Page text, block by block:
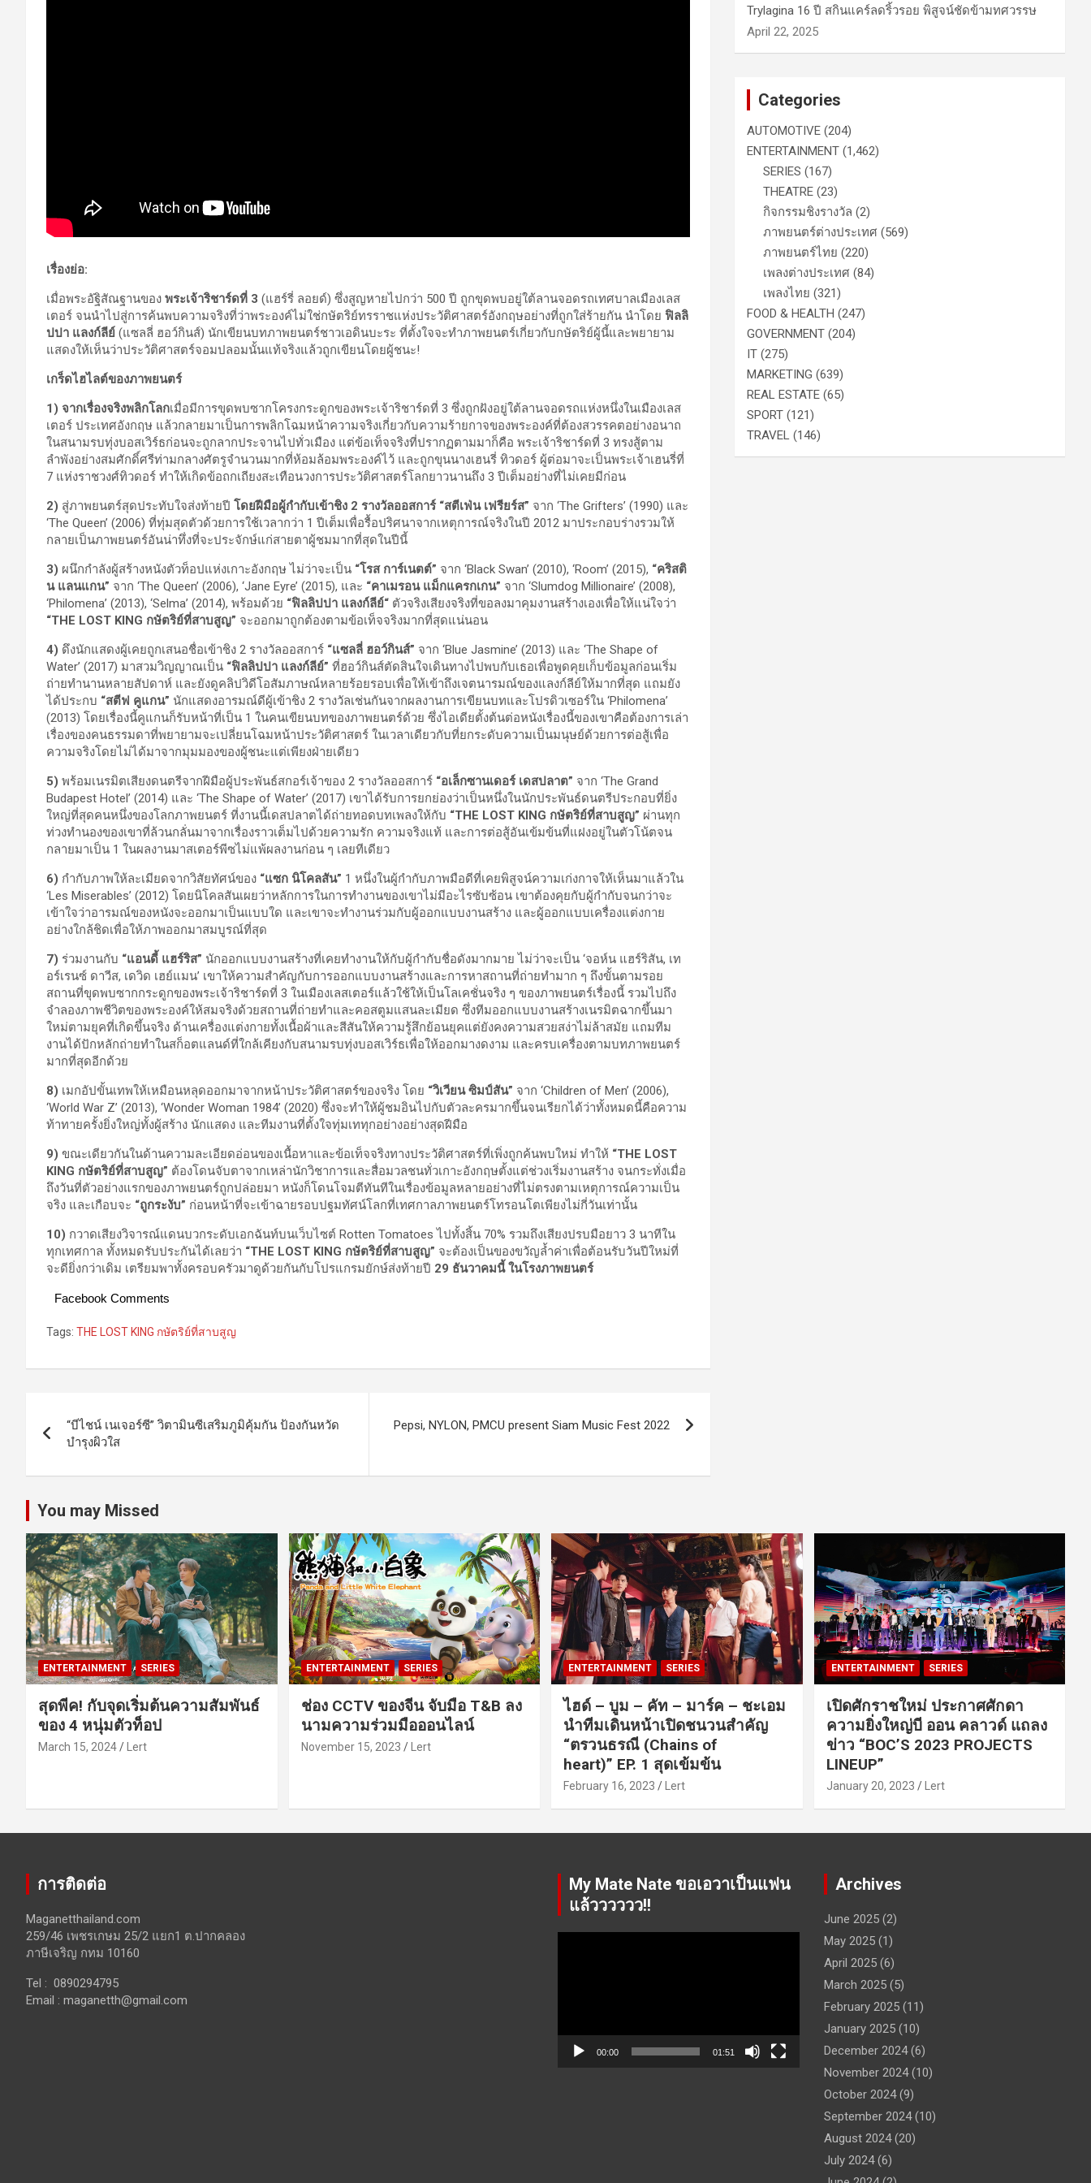
เรื่องย่อ:
เมื่อพระอัฐิสัณฐานของ พระเจ้าริชาร์ดที่ 3 (แฮร์รี่ ลอยด์) ซึ่งสูญหายไปกว่า 500 ปี ถูกขุดพบอยู่ใต้ลานจอดรถเทศบาลเมืองเลส
เตอร์ จนนำไปสู่การค้นพบความจริงที่ว่าพระองค์ไม่ใช่กษัตริย์ทรราชแห่งประวัติศาสตร์อังกฤษอย่างที่ถูกใส่ร้ายกัน นำโดย ฟิลลิ
ปปา แลงก์ลีย์ (แซลลี่ ฮอว์กินส์) นักเขียนบทภาพยนตร์ชาวเอดินบะระ ที่ตั้งใจจะทำภาพยนตร์เกี่ยวกับกษัตริย์ผู้นี้และพยายาม
แสดงให้เห็นว่าประวัติศาสตร์จอมปลอมนั้นแท้จริงแล้วถูกเขียนโดยผู้ชนะ!
เกร็ดไฮไลต์ของภาพยนตร์
1) จากเรื่องจริงพลิกโลกเมื่อมีการขุดพบซากโครงกระดูกของพระเจ้าริชาร์ดที่ 3 ซึ่งถูกฝังอยู่ใต้ลานจอดรถแห่งหนึ่งในเมืองเลส
เตอร์ ประเทศอังกฤษ แล้วกลายมาเป็นการพลิกโฉมหน้าความจริงเกี่ยวกับความร้ายกาจของพระองค์ที่ต้องสวรรคตอย่างอนาถ
ในสนามรบทุ่งบอสเวิร์ธก่อนจะถูกลากประจานไปทั่วเมือง แต่ข้อเท็จจริงที่ปรากฏตามมาก็คือ พระเจ้าริชาร์ดที่ 3 ทรงสู้ตาม
ลำพังอย่างสมศักดิ์ศรีท่ามกลางศัตรูจำนวนมากที่ห้อมล้อมพระองค์ไว้ และถูกขุนนางเฮนรี่ ทิวดอร์ ผู้ต่อมาจะเป็นพระเจ้าเฮนรี่ที่
7 แห่งราชวงศ์ทิวดอร์ ทำให้เกิดข้อถกเถียงสะเทือนวงการประวัติศาสตร์โลกยาวนานถึง 3 ปีเต็มอย่างที่ไม่เคยมีก่อน
2) สู่ภาพยนตร์สุดประทับใจส่งท้ายปี โดยฝีมือผู้กำกับเข้าชิง 2 รางวัลออสการ์ “สตีเฟ่น เฟรียร์ส” จาก ‘The Grifters’ (1990) และ
‘The Queen’ (2006) ที่ทุ่มสุดตัวด้วยการใช้เวลากว่า 1 ปีเต็มเพื่อรื้อปริศนาจากเหตุการณ์จริงในปี 2012 มาประกอบร่างรวมให้
กลายเป็นภาพยนตร์อันน่าทึ่งที่จะประจักษ์แก่สายตาผู้ชมมากที่สุดในปีนี้
3) ผนึกกำลังผู้สร้างหนังตัวท็อปแห่งเกาะอังกฤษ ไม่ว่าจะเป็น “โรส การ์เนตต์” จาก ‘Black Swan’ (2010), ‘Room’ (2015), “คริสติ
น แลนแกน” จาก ‘The Queen’ (2006), ‘Jane Eyre’ (2015), และ “คาเมรอน แม็กแครกเกน” จาก ‘Slumdog Millionaire’ (2008),
‘Philomena’ (2013), ‘Selma’ (2014), พร้อมด้วย “ฟิลลิปปา แลงก์ลีย์“ ตัวจริงเสียงจริงที่ขอลงมาคุมงานสร้างเองเพื่อให้แน่ใจว่า
“THE LOST KING กษัตริย์ที่สาบสูญ” จะออกมาถูกต้องตามข้อเท็จจริงมากที่สุดแน่นอน
4) ดึงนักแสดงผู้เคยถูกเสนอชื่อเข้าชิง 2 รางวัลออสการ์ “แซลลี่ ฮอว์กินส์” จาก ‘Blue Jasmine’ (2013) และ ‘The Shape of
Water’ (2017) มาสวมวิญญาณเป็น “ฟิลลิปปา แลงก์ลีย์” ที่ฮอว์กินส์ตัดสินใจเดินทางไปพบกับเธอเพื่อพูดคุยเก็บข้อมูลก่อนเริ่ม
ถ่ายทำนานหลายสัปดาห์ และยังดูคลิปวิดีโอสัมภาษณ์หลายร้อยรอบเพื่อให้เข้าถึงเจตนารมณ์ของแลงก์ลีย์ให้มากที่สุด แถมยัง
ได้ประกบ “สตีฟ คูแกน” นักแสดงอารมณ์ดีผู้เข้าชิง 2 รางวัลเช่นกันจากผลงานการเขียนบทและโปรดิวเซอร์ใน ‘Philomena’
(2013) โดยเรื่องนี้คูแกนก็รับหน้าที่เป็น 1 ในคนเขียนบทของภาพยนตร์ด้วย ซึ่งไอเดียตั้งต้นต่อหนังเรื่องนี้ของเขาคือต้องการเล่า
เรื่องของคนธรรมดาที่พยายามจะเปลี่ยนโฉมหน้าประวัติศาสตร์ ในเวลาเดียวกับที่ยกระดับความเป็นมนุษย์ด้วยการต่อสู้เพื่อ
ความจริงโดยไม่ได้มาจากมุมมองของผู้ชนะแต่เพียงฝ่ายเดียว
5) พร้อมเนรมิตเสียงดนตรีจากฝีมือผู้ประพันธ์สกอร์เจ้าของ 2 รางวัลออสการ์ “อเล็กซานเดอร์ เดสปลาต” จาก ‘The Grand
Budapest Hotel’ (2014) และ ‘The Shape of Water’ (2017) เขาได้รับการยกย่องว่าเป็นหนึ่งในนักประพันธ์ดนตรีประกอบที่ยิ่ง
ใหญ่ที่สุดคนหนึ่งของโลกภาพยนตร์ ที่งานนี้เดสปลาตได้ถ่ายทอดบทเพลงให้กับ “THE LOST KING กษัตริย์ที่สาบสูญ” ผ่านทุก
ท่วงทำนองของเขาที่ล้วนกลั่นมาจากเรื่องราวเต็มไปด้วยความรัก ความจริงแท้ และการต่อสู้อันเข้มข้นที่แฝงอยู่ในตัวโน้ตจน
กลายมาเป็น 1 ในผลงานมาสเตอร์พีซไม่แพ้ผลงานก่อน ๆ เลยทีเดียว
6) กำกับภาพให้ละเมียดจากวิสัยทัศน์ของ “แซก นิโคลสัน” 1 หนึ่งในผู้กำกับภาพมือดีที่เคยพิสูจน์ความเก่งกาจให้เห็นมาแล้วใน
‘Les Miserables’ (2012) โดยนิโคลสันเผยว่าหลักการในการทำงานของเขาไม่มีอะไรซับซ้อน เขาต้องคุยกับผู้กำกับจนกว่าจะ
เข้าใจว่าอารมณ์ของหนังจะออกมาเป็นแบบใด และเขาจะทำงานร่วมกับผู้ออกแบบงานสร้าง และผู้ออกแบบเครื่องแต่งกาย
อย่างใกล้ชิดเพื่อให้ภาพออกมาสมบูรณ์ที่สุด
7) ร่วมงานกับ “แอนดี้ แฮร์ริส” นักออกแบบงานสร้างที่เคยทำงานให้กับผู้กำกับชื่อดังมากมาย ไม่ว่าจะเป็น ‘จอห์น แฮร์ริสัน, เท
อร์เรนซ์ ดาวีส, เดวิด เฮย์แมน’ เขาให้ความสำคัญกับการออกแบบงานสร้างและการหาสถานที่ถ่ายทำมาก ๆ ถึงขั้นตามรอย
สถานที่ขุดพบซากกระดูกของพระเจ้าริชาร์ดที่ 3 ในเมืองเลสเตอร์แล้วใช้ให้เป็นโลเคชั่นจริง ๆ ของภาพยนตร์เรื่องนี้ รวมไปถึง
จำลองภาพชีวิตของพระองค์ให้สมจริงด้วยสถานที่ถ่ายทำและคอสตูมแสนละเมียด ซึ่งทีมออกแบบงานสร้างเนรมิตฉากขึ้นมา
ใหม่ตามยุคที่เกิดขึ้นจริง ด้านเครื่องแต่งกายทั้งเนื้อผ้าและสีสันให้ความรู้สึกย้อนยุคแต่ยังคงความสวยสง่าไม่ล้าสมัย แถมทีม
งานได้ปักหลักถ่ายทำในสก็อตแลนด์ที่ใกล้เคียงกับสนามรบทุ่งบอสเวิร์ธเพื่อให้ออกมางดงาม และครบเครื่องตามบทภาพยนตร์
มากที่สุดอีกด้วย
8) เมกอัปขั้นเทพให้เหมือนหลุดออกมาจากหน้าประวัติศาสตร์ของจริง โดย “วิเวียน ซิมป์สัน” จาก ‘Children of Men’ (2006),
‘World War Z’ (2013), ‘Wonder Woman 1984’ (2020) ซึ่งจะทำให้ผู้ชมอินไปกับตัวละครมากขึ้นจนเรียกได้ว่าทั้งหมดนี้คือความ
ท้าทายครั้งยิ่งใหญ่ทั้งผู้สร้าง นักแสดง และทีมงานที่ตั้งใจทุ่มเททุกอย่างอย่างสุดฝีมือ
9) ขณะเดียวกันในด้านความละเอียดอ่อนของเนื้อหาและข้อเท็จจริงทางประวัติศาสตร์ที่เพิ่งถูกค้นพบใหม่ ทำให้ “THE LOST
KING กษัตริย์ที่สาบสูญ” ต้องโดนจับตาจากเหล่านักวิชาการและสื่อมวลชนทั่วเกาะอังกฤษตั้งแต่ช่วงเริ่มงานสร้าง จนกระทั่งเมื่อ
ถึงวันที่ตัวอย่างแรกของภาพยนตร์ถูกปล่อยมา หนังก็โดนโจมตีทันทีในเรื่องข้อมูลหลายอย่างที่ไม่ตรงตามเหตุการณ์ความเป็น
จริง และเกือบจะ “ถูกระงับ” ก่อนหน้าที่จะเข้าฉายรอบปฐมทัศน์โลกที่เทศกาลภาพยนตร์โทรอนโตเพียงไม่กี่วันเท่านั้น
10) กวาดเสียงวิจารณ์แดนบวกระดับเอกฉันท์บนเว็บไซต์ Rotten Tomatoes ไปทั้งสิ้น 70% รวมถึงเสียงปรบมือยาว 3 นาทีใน
ทุกเทศกาล ทั้งหมดรับประกันได้เลยว่า “THE LOST KING กษัตริย์ที่สาบสูญ” จะต้องเป็นของขวัญล้ำค่าเพื่อต้อนรับวันปีใหม่ที่
จะดียิ่งกว่าเดิม เตรียมพาทั้งครอบครัวมาดูด้วยกันกับโปรแกรมยักษ์ส่งท้ายปี 29 ธันวาคมนี้ ในโรงภาพยนตร์
Facebook Comments
Tags: THE LOST KING กษัตริย์ที่สาบสูญ
navigation
“บีไชน์ เนเจอร์ซี” วิตามินซีเสริมภูมิคุ้มกัน ป้องกันหวัด
บำรุงผิวใส
Pepsi, NYLON, PMCU present Siam Music Fest 2022
Trylagina 16 ปี สกินแคร์ลดริ้วรอย พิสูจน์ชัดข้ามทศวรรษ
April 22, 2025
Categories
AUTOMOTIVE (204)
ENTERTAINMENT (1,462)
SERIES (167)
THEATRE (23)
กิจกรรมชิงรางวัล (2)
ภาพยนตร์ต่างประเทศ (569)
ภาพยนตร์ไทย (220)
เพลงต่างประเทศ (84)
เพลงไทย (321)
FOOD & HEALTH (247)
GOVERNMENT (204)
IT (275)
MARKETING (639)
REAL ESTATE (65)
SPORT (121)
TRAVEL (146)
You may Missed
ENTERTAINMENT SERIES
สุดพีค! กับจุดเริ่มต้นความสัมพันธ์
ของ 4 หนุ่มตัวท็อป
March 15, 2024 Lert
ENTERTAINMENT SERIES
ช่อง CCTV ของจีน จับมือ T&B ลง
นามความร่วมมือออนไลน์
November 15, 2023 Lert
ENTERTAINMENT SERIES
ไฮด์ – บูม – คัท – มาร์ค – ชะเอม
นำทีมเดินหน้าเปิดชนวนสำคัญ
“ตรวนธรณี (Chains of
heart)” EP. 1 สุดเข้มข้น
February 16, 2023 Lert
ENTERTAINMENT SERIES
เปิดศักราชใหม่ ประกาศศักดา
ความยิ่งใหญ่บี ออน คลาวด์ แถลง
ข่าว “BOC’S 2023 PROJECTS
LINEUP”
January 20, 2023 Lert
การติดต่อ
Maganetthailand.com
259/46 เพชรเกษม 25/2 แยก1 ต.ปากคลอง
ภาษีเจริญ กทม 10160
Tel : 0890294795
Email : maganetth@gmail.com
My Mate Nate ขอเอวาเป็นแฟน
แล้วววววว!!
00:00 01:51
Archives
June 2025(2)
May 2025(1)
April 2025(6)
March 2025(5)
February 2025(11)
January 2025(10)
December 2024(6)
November 2024(10)
October 2024(9)
September 2024(10)
August 2024(20)
July 2024(6)